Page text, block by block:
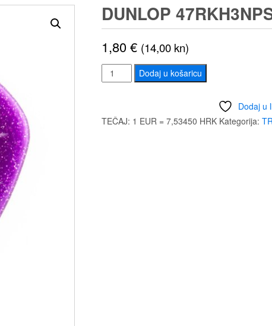
DUNLOP
1,80€ (14,00 kn)
DUNLOP
47RKH3NPS
HAMMET
Dodaj u košaricu
Dodaj u
TEČAJ: 1 EUR = 7,53450 HRK Kategorija: